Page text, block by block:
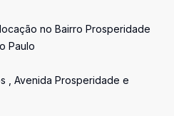
no Bairro Prosperidade
Paulo
, Avenida Prosperidade e